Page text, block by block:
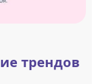
трендов